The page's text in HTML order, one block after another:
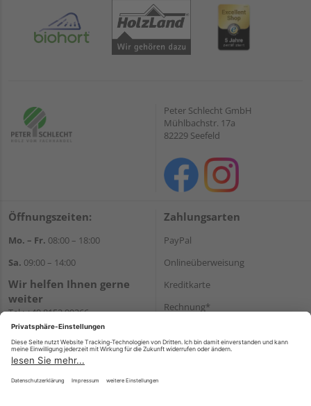
Peter Schlecht GmbH
Mühlbachstr. 17a
82229 Seefeld
Öffnungszeiten:
Mo. – Fr. 08:00 – 18:00
Sa. 09:00 – 14:00
Wir helfen Ihnen gerne
weiter
Tel.:+49 8152 99266
E-Mail:shop@schlecht.de
Zahlungsarten
PayPal
Onlineüberweisung
Kreditkarte
Rechnung*
Versand